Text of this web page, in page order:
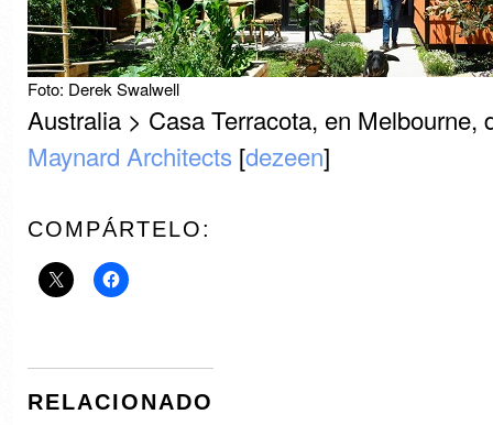
Foto: Derek Swalwell
Australia > Casa Terracota, en Melbourne,
Maynard Architects [dezeen]
COMPÁRTELO:
RELACIONADO